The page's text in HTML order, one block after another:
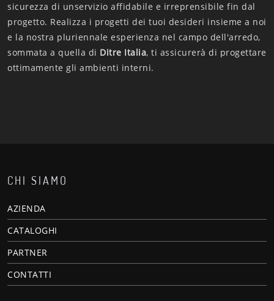
sicurezza di unservizio affidabile e irreprensibile fin dal
progetto. Realizza i progetti dei tuoi desideri insieme a noi
e la nostra pluriennale esperienza nel campo dell'arredo,
sommata a quella di Ditre Italia, ti assicurerà di progettare
ottimamente gli ambienti interni.
CHI SIAMO
AZIENDA
CATALOGHI
PARTNER
CONTATTI